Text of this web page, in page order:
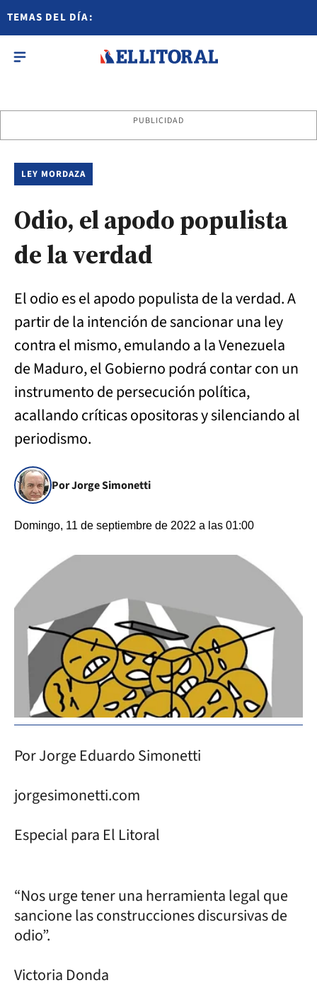
TEMAS DEL DÍA:
PUBLICIDAD
LEY MORDAZA
Odio, el apodo populista
de la verdad
El odio es el apodo populista de la verdad. A
partir de la intención de sancionar una ley
contra el mismo, emulando a la Venezuela
de Maduro, el Gobierno podrá contar con un
instrumento de persecución política,
acallando críticas opositoras y silenciando al
periodismo.
Por Jorge Simonetti
Domingo, 11 de septiembre de 2022 a las 01:00
Por Jorge Eduardo Simonetti
jorgesimonetti.com
Especial para El Litoral
“Nos urge tener una herramienta legal que
sancione las construcciones discursivas de
odio”.
Victoria Donda